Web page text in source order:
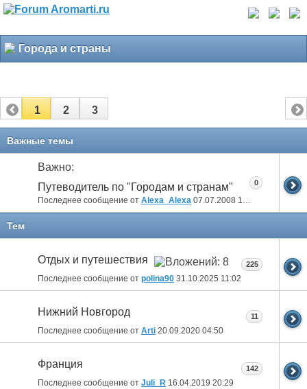
Города и страны
1 2 3
Важные темы
Важно:
Путеводитель по "Городам и странам"
Последнее сообщение от Alexa_Alexa 07.07.2008 16:34
0
Тем
Отдых и путешествия
Последнее сообщение от polina90 31.10.2025 11:02
225
Нижний Новгород
Последнее сообщение от Arti 20.09.2020 04:50
11
Франция
Последнее сообщение от Juli_R 16.04.2019 20:29
142